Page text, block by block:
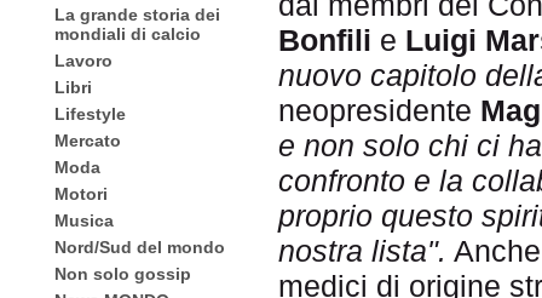
La grande storia dei
mondiali di calcio
Lavoro
Libri
Lifestyle
Mercato
Moda
Motori
Musica
Nord/Sud del mondo
Non solo gossip
Bonfili e Luigi
nuovo capitolo
neopresidente
e non solo chi ci
confronto e la
proprio questo
nostra lista".
medici di origine